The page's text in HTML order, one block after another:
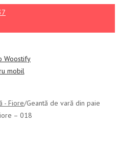
- Fiore/Geantă de vară din paie
– 018